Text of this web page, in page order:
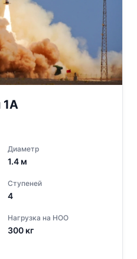
1A
Диаметр
1.4 м
Ступеней
4
Нагрузка на НОО
300 кг